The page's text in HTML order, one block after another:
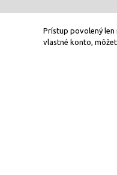
Prístup povolený len
vlastné konto,